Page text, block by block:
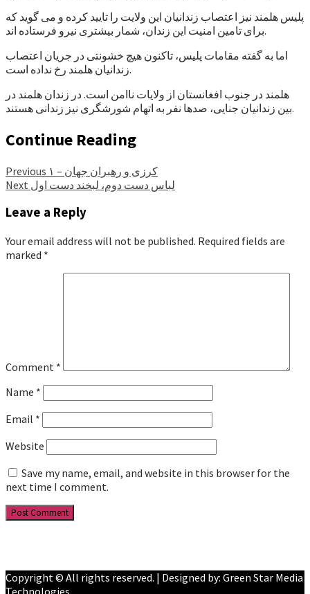
پلیس هلمند نیز اعتصاب زندانیان این ولایت را تایید کرده و می گوید که
برای تامین امنیت این زندان، شمار بیشتری نیرو فرستاده اند.
اما به گفته مقامات پلیس، تاکنون هیچ خشونتی در جریان اعتصاب
زندانیان هلمند رخ نداده است.
هلمند در جنوب افغانستان از ولایات ناامن است. در زندان هلمند در
بین زندانیان جنایی، صدها نفر به اتهام شورشگری نیز زندانی هستند.
Continue Reading
Previous
کرزی و رهبران جهان – ۱
Next لباس دست دوم، لبخند دست اول
Leave a Reply
Your email address will not be published. Required fields are
marked *
Comment *
Name *
Email *
Website
Save my name, email, and website in this browser for the
next time I comment.
Copyright © All rights reserved. | Designed by: Green Star Media